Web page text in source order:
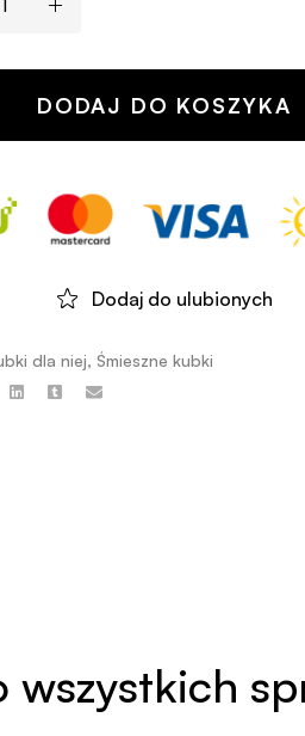
DODAJ DO KOSZYKA
Dodaj do ulubionych
dla niej, Śmieszne kubki